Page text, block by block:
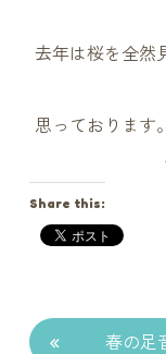
去年は桜を全然
思っております
Share this:
« 春の足